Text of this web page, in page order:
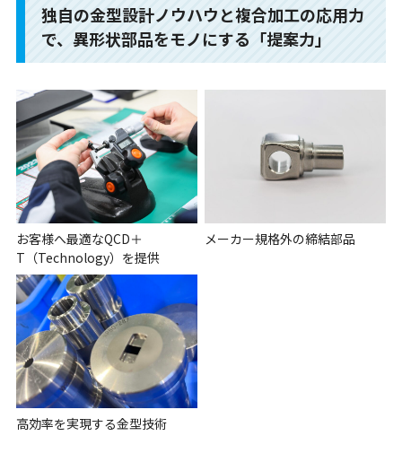
独自の金型設計ノウハウと複合加工の応用力
で、異形状部品をモノにする「提案力」
お客様へ最適なQCD＋
T（Technology）を提供
メーカー規格外の締結部品
高効率を実現する金型技術